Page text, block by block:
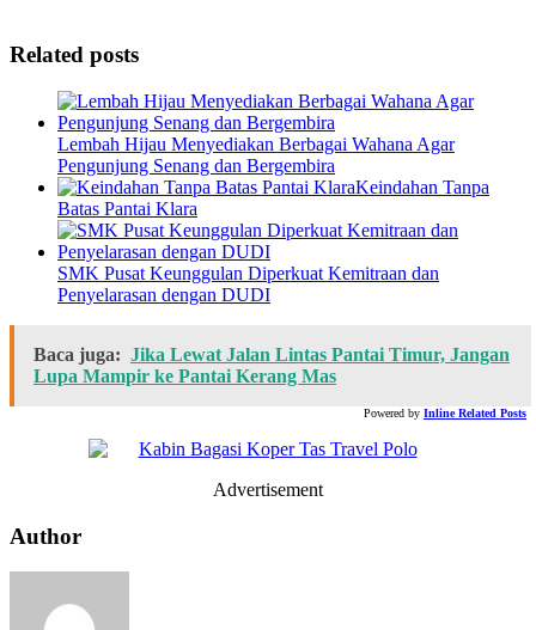
Related posts
Lembah Hijau Menyediakan Berbagai Wahana Agar
Pengunjung Senang dan Bergembira
Keindahan Tanpa
Batas Pantai Klara
SMK Pusat Keunggulan Diperkuat Kemitraan dan
Penyelarasan dengan DUDI
Baca juga: Jika Lewat Jalan Lintas Pantai Timur, Jangan
Lupa Mampir ke Pantai Kerang Mas
Powered by Inline Related Posts
Advertisement
Author